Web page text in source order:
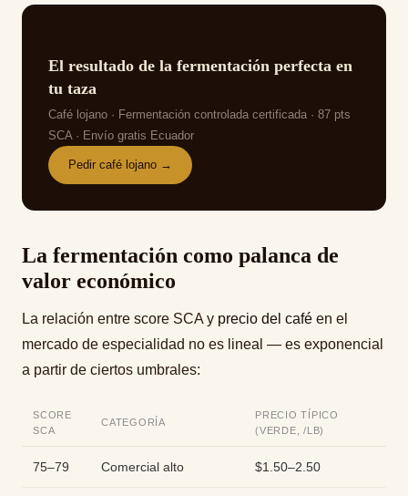
El resultado de la fermentación perfecta en
tu taza
Café lojano · Fermentación controlada certificada · 87 pts
SCA · Envío gratis Ecuador
Pedir café lojano →
La fermentación como palanca de
valor económico
La relación entre score SCA y precio del café en el
mercado de especialidad no es lineal — es exponencial
a partir de ciertos umbrales:
SCORE
SCA
CATEGORÍA
PRECIO TÍPICO
(VERDE, /LB)
75–79 Comercial alto $1.50–2.50